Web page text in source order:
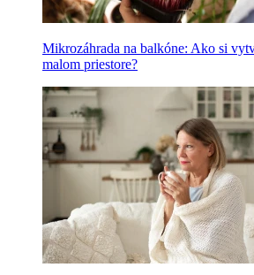
Mikrozáhrada na balkóne: Ako si
malom priestore?